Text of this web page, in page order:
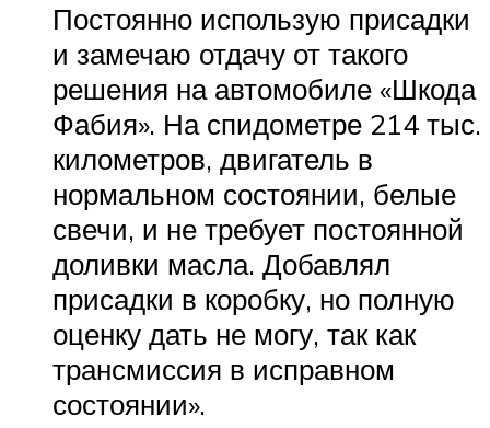
Постоянно использую присадки
и замечаю отдачу от такого
решения на автомобиле «Шкода
Фабия». На спидометре 214 тыс.
километров, двигатель в
нормальном состоянии, белые
свечи, и не требует постоянной
доливки масла. Добавлял
присадки в коробку, но полную
оценку дать не могу, так как
трансмиссия в исправном
состоянии».